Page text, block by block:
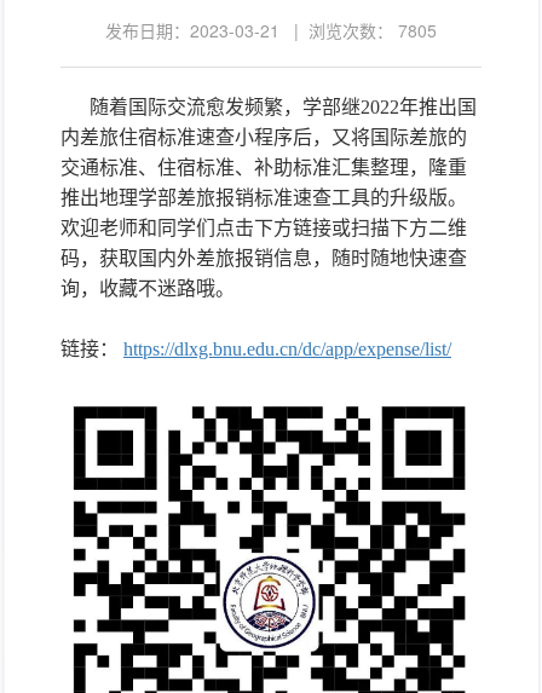
发布日期：2023-03-21 | 浏览次数： 7805
随着国际交流愈发频繁，学部继2022年推出国
内差旅住宿标准速查小程序后，又将国际差旅的
交通标准、住宿标准、补助标准汇集整理，隆重
推出地理学部差旅报销标准速查工具的升级版。
欢迎老师和同学们点击下方链接或扫描下方二维
码，获取国内外差旅报销信息，随时随地快速查
询，收藏不迷路哦。
链接： https://dlxg.bnu.edu.cn/dc/app/expense/list/